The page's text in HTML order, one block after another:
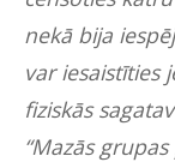
nekā bija
var iesaistīties
fiziskās
“Mazās